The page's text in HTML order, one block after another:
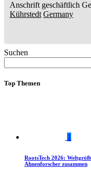
Anschrift geschäftlich
Kührstedt Germany
Suchen
Top Themen
1
RootsTech 2026:
Ahnenforscher zusammen